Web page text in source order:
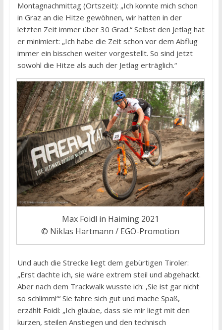
Montagnachmittag (Ortszeit): „Ich konnte mich schon
in Graz an die Hitze gewöhnen, wir hatten in der
letzten Zeit immer über 30 Grad.“ Selbst den Jetlag hat
er minimiert: „Ich habe die Zeit schon vor dem Abflug
immer ein bisschen weiter vorgestellt. So sind jetzt
sowohl die Hitze als auch der Jetlag erträglich.“
Max Foidl in Haiming 2021
© Niklas Hartmann / EGO-Promotion
Und auch die Strecke liegt dem gebürtigen Tiroler:
„Erst dachte ich, sie wäre extrem steil und abgehackt.
Aber nach dem Trackwalk wusste ich: ‚Sie ist gar nicht
so schlimm!‘“ Sie fahre sich gut und mache Spaß,
erzählt Foidl: „Ich glaube, dass sie mir liegt mit den
kurzen, steilen Anstiegen und den technisch